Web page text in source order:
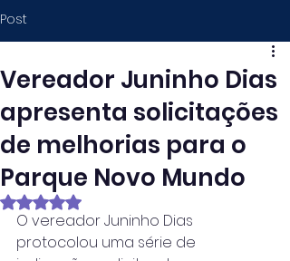
Post
Vereador Juninho Dias
apresenta solicitações
de melhorias para o
Parque Novo Mundo
Avaliado com NaN de 5 estrelas.
O vereador Juninho Dias
protocolou uma série de